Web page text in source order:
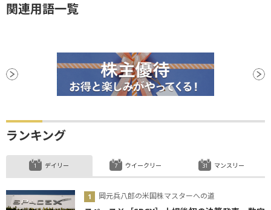
関連用語一覧
ランキング
デイリー
岡元兵八郎の米国株マスターへの道
ウイークリー マンスリー